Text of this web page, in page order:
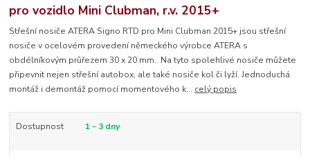
pro vozidlo Mini Clubman, r.v. 2015+
Střešní nosiče ATERA Signo RTD pro Mini Clubman 2015+ jsou střešní
nosiče v ocelovém provedení německého výrobce ATERA s
obdélníkovým průřezem 30 x 20 mm. Na tyto spolehlivé nosiče můžete
připevnit nejen střešní autobox, ale také nosiče kol či lyží. Jednoduchá
montáž i demontáž pomocí momentového k... celý popis
Dostupnost 1 - 3 dny